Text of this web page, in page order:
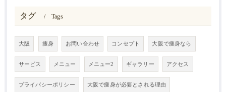
タグ Tags
大阪 痩身 お問い合わせ コンセプト 大阪で痩身なら
サービス メニュー メニュー2 ギャラリー アクセス
プライバシーポリシー 大阪で痩身が必要とされる理由